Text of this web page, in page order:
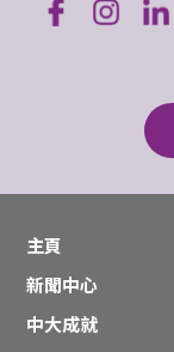
主頁
新聞中心
中大成就